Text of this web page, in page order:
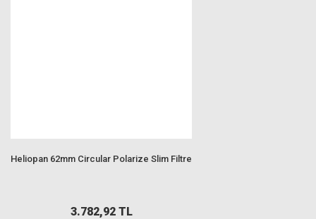
Heliopan 62mm Circular Polarize Slim Filtre
3.782,92 TL